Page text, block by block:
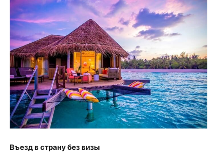
Въезд в страну без визы